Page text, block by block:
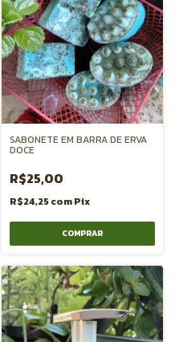
SABONETE EM BARRA DE ERVA
DOCE
R$25,00
R$24,25comPix